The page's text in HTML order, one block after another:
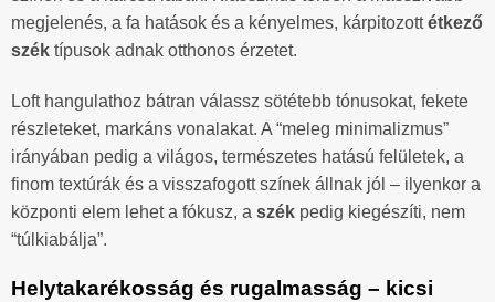
megjelenés, a fa hatások és a kényelmes, kárpitozottétkező
szék típusok adnak otthonos érzetet.
Loft hangulathoz bátran válassz sötétebb tónusokat, fekete
részleteket, markáns vonalakat. A “meleg minimalizmus”
irányában pedig a világos, természetes hatású felületek, a
finom textúrák és a visszafogott színek állnak jól – ilyenkor a
központi elem lehet a fókusz, a szék pedig kiegészíti, nem
“túlkiabálja”.
Helytakarékosság és rugalmasság – kicsi